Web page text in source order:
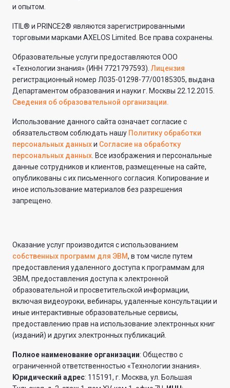
и опытом.
ITIL® и PRINCE2® являются зарегистрированными
торговыми марками AXELOS Limited. Все права сохранены.
Образовательные услуги предоставляются ООО
«Технологии знания» (ИНН 7721797593). Лицензия
регистрационный номер Л035-01298-77/00185305, выдана
Департаментом образования и науки г. Москвы 22.12.2015.
Сведения об образовательной организации.
Использование данного сайта означает согласие с
обязательством соблюдать нашу Политику обработки
персональных данныхи Согласие на обработку
персональных данных . Все изображения и персональные
данные сотрудников и клиентов, размещенные на сайте,
опубликованы с их письменного согласия. Копирование и
иное использование материалов без разрешения
запрещено.
Оказание услуг производится с использованием
собственных программ для ЭВМ, в том числе путем
предоставления удаленного доступа к программам для
ЭВМ, предоставления доступа к электронной
образовательной и просветительской информации,
включая видеоуроки, вебинары, удаленные консультации и
иные интерактивные образовательные сервисы,
предоставлению прав на использование электронных книг
(изданий) и других электронных публикаций.
Полное наименование организации: Общество с
ограниченной ответственностью «Технологии знания».
Юридический адрес: 115191, г. Москва, ул. Большая